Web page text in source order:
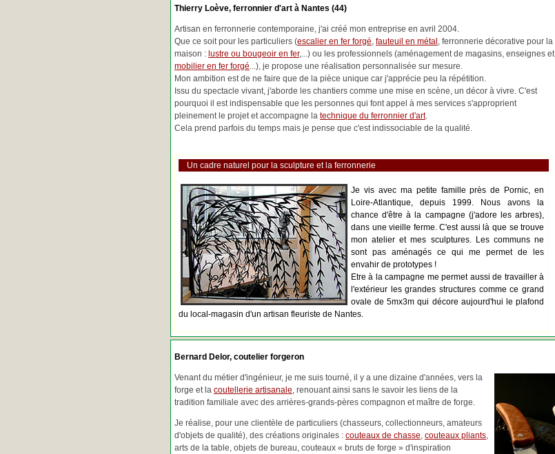
Thierry Loève, ferronnier d'art à Nantes (44)
Artisan en ferronnerie contemporaine, j'ai créé mon entreprise en avril 2004.
Que ce soit pour les particuliers (escalier en fer forgé, fauteuil en métal , ferronnerie décorative pour la
maison : lustre ou bougeoir en fer,...) ou les professionnels (aménagement de magasins, enseignes et
mobilier en fer forgé...), je propose une réalisation personnalisée sur mesure.
Mon ambition est de ne faire que de la pièce unique car j'apprécie peu la répétition.
Issu du spectacle vivant, j'aborde les chantiers comme une mise en scène, un décor à vivre. C'est
pourquoi il est indispensable que les personnes qui font appel à mes services s'approprient
pleinement le projet et accompagne la technique du ferronnier d'art.
Cela prend parfois du temps mais je pense que c'est indissociable de la qualité.
Un cadre naturel pour la sculpture et la ferronnerie
Je vis avec ma petite famille près de Pornic, en
Loire-Atlantique, depuis 1999. Nous avons la
chance d'être à la campagne (j'adore les arbres),
dans une vieille ferme. C'est aussi là que se trouve
mon atelier et mes sculptures. Les communs ne
sont pas aménagés ce qui me permet de les
envahir de prototypes !
Etre à la campagne me permet aussi de travailler à
l'extérieur les grandes structures comme ce grand
ovale de 5mx3m qui décore aujourd'hui le plafond
du local-magasin d'un artisan fleuriste de Nantes.
Bernard Delor, coutelier forgeron
Venant du métier d'ingénieur, je me suis tourné, il y a une dizaine d'années, vers la
forge et la coutellerie artisanale, renouant ainsi sans le savoir les liens de la
tradition familiale avec des arrières-grands-pères compagnon et maître de forge.
Je réalise, pour une clientèle de particuliers (chasseurs, collectionneurs, amateurs
d'objets de qualité), des créations originales : couteaux de chasse, couteaux pliants,
arts de la table, objets de bureau, couteaux « bruts de forge » d'inspiration